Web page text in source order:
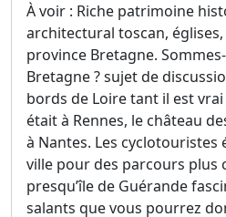
À voir : Riche patrimoine
architectural toscan, églises,
province Bretagne.
Bretagne ? sujet de
bords de Loire tant il est
était à Rennes, le château
à Nantes. Les
ville pour des parcours plus
presqu’île de Guérande
salants que vous pourrez